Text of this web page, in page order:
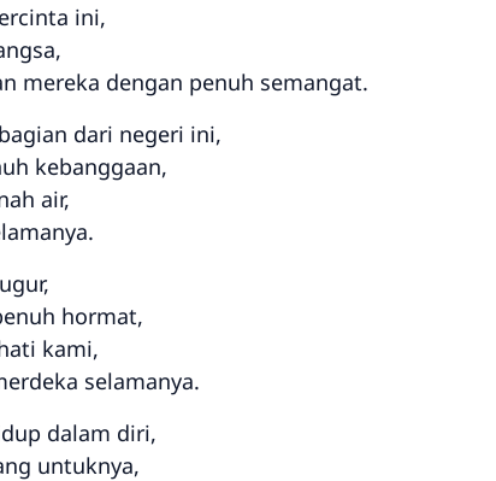
ini,
mereka dengan penuh semangat.
dari negeri ini,
kebanggaan,
air,
hormat,
kami,
selamanya.
dalam diri,
untuknya,